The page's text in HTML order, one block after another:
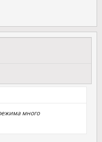
много